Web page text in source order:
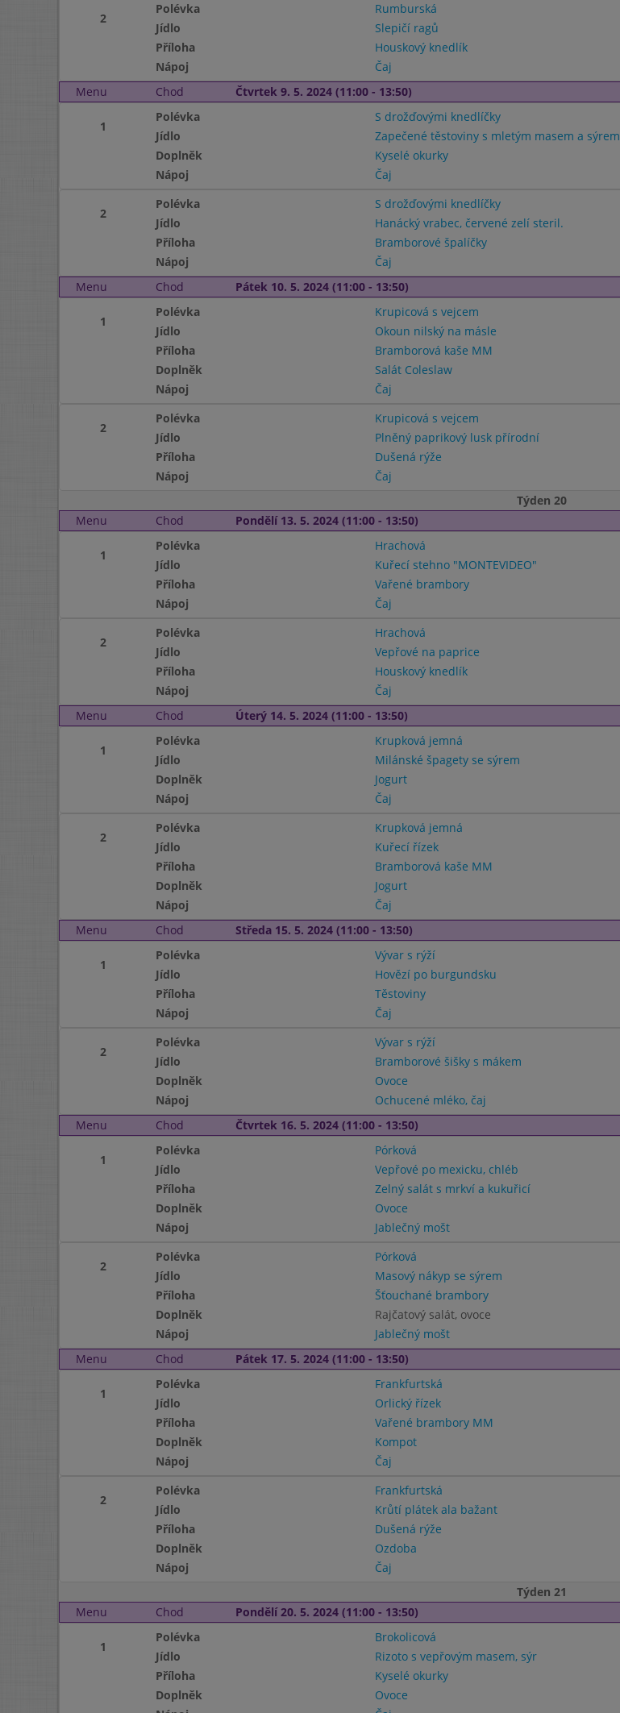
2
Polévka Rumburská
Jídlo
Slepičí ragů
Příloha
Houskový knedlík
Nápoj
Čaj
Menu
Chod Čtvrtek 9. 5. 2024 (11:00 - 13:50)
1
Polévka S drožďovými knedlíčky
Jídlo
Zapečené těstoviny s mletým masem a sýrem
Doplněk
Kyselé okurky
Nápoj
Čaj
2
Polévka S drožďovými knedlíčky
Jídlo
Hanácký vrabec, červené zelí steril.
Příloha
Bramborové špalíčky
Nápoj
Čaj
Menu
Chod Pátek 10. 5. 2024 (11:00 - 13:50)
1
Polévka Krupicová s vejcem
Jídlo
Okoun nilský na másle
Příloha
Bramborová kaše MM
Doplněk
Salát Coleslaw
Nápoj
Čaj
2
Polévka Krupicová s vejcem
Jídlo
Plněný paprikový lusk přírodní
Příloha
Dušená rýže
Nápoj
Čaj
Týden 20
Menu
Chod Pondělí 13. 5. 2024 (11:00 - 13:50)
1
Polévka Hrachová
Jídlo
Kuřecí stehno "MONTEVIDEO"
Příloha
Vařené brambory
Nápoj
Čaj
2
Polévka Hrachová
Jídlo
Vepřové na paprice
Příloha
Houskový knedlík
Nápoj
Čaj
Menu
Chod Úterý 14. 5. 2024 (11:00 - 13:50)
1
Polévka Krupková jemná
Jídlo
Milánské špagety se sýrem
Doplněk
Jogurt
Nápoj
Čaj
2
Polévka Krupková jemná
Jídlo
Kuřecí řízek
Příloha
Bramborová kaše MM
Doplněk
Jogurt
Nápoj
Čaj
Menu
Chod Středa 15. 5. 2024 (11:00 - 13:50)
1
Polévka Vývar s rýží
Jídlo
Hovězí po burgundsku
Příloha
Těstoviny
Nápoj
Čaj
2
Polévka Vývar s rýží
Jídlo
Bramborové šišky s mákem
Doplněk
Ovoce
Nápoj
Ochucené mléko, čaj
Menu
Chod Čtvrtek 16. 5. 2024 (11:00 - 13:50)
1
Polévka Pórková
Jídlo
Vepřové po mexicku, chléb
Příloha
Zelný salát s mrkví a kukuřicí
Doplněk
Ovoce
Nápoj
Jablečný mošt
2
Polévka Pórková
Jídlo
Masový nákyp se sýrem
Příloha
Šťouchané brambory
Doplněk
Rajčatový salát, ovoce
Nápoj
Jablečný mošt
Menu
Chod Pátek 17. 5. 2024 (11:00 - 13:50)
1
Polévka Frankfurtská
Jídlo
Orlický řízek
Příloha
Vařené brambory MM
Doplněk
Kompot
Nápoj
Čaj
2
Polévka Frankfurtská
Jídlo
Krůtí plátek ala bažant
Příloha
Dušená rýže
Doplněk
Ozdoba
Nápoj
Čaj
Týden 21
Menu
Chod Pondělí 20. 5. 2024 (11:00 - 13:50)
1
Polévka Brokolicová
Jídlo
Rizoto s vepřovým masem, sýr
Příloha
Kyselé okurky
Doplněk
Ovoce